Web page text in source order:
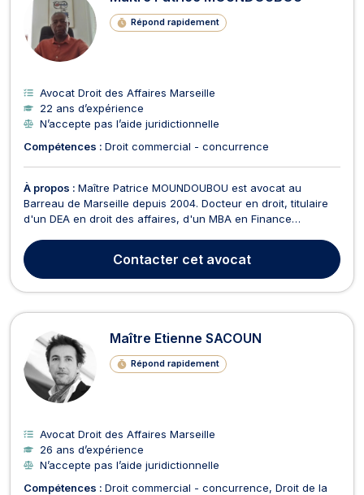
Répond rapidement
Avocat Droit des Affaires Marseille
22 ans d’expérience
N’accepte pas l’aide juridictionnelle
Compétences : Droit commercial - concurrence
À propos : Maître Patrice MOUNDOUBOU est avocat au
Barreau de Marseille depuis 2004. Docteur en droit, titulaire
d'un DEA en droit des affaires, d'un MBA en Finance
l'énergie, des investissements et de l'arbitrage international, il
met plus de vingt ans d'expérience au se...
Contacter cet avocat
Maître Etienne SACOUN
Répond rapidement
Avocat Droit des Affaires Marseille
26 ans d’expérience
N’accepte pas l’aide juridictionnelle
Compétences : Droit commercial - concurrence Droit de la